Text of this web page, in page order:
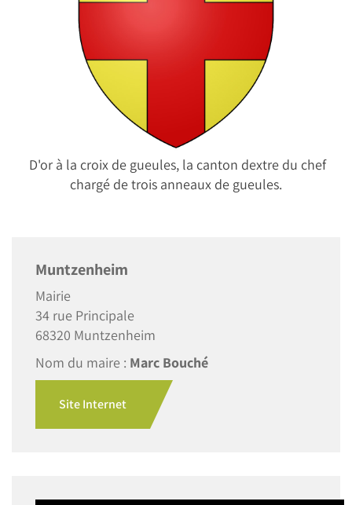
D'or à la croix de gueules, la canton dextre du chef
chargé de trois anneaux de gueules.
Muntzenheim
Mairie
34 rue Principale
68320 Muntzenheim
Nom du maire : Marc Bouché
Site Internet